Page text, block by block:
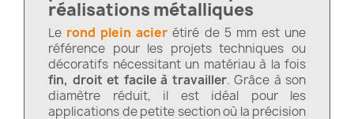
réalisations métalliques
Le rond plein acier étiré de 5 mm est une
référence pour les projets techniques ou
décoratifs nécessitant un matériau à la fois
fin, droit et facile à travailler. Grâce à son
diamètre réduit, il est idéal pour les
applications de petite section où la précision